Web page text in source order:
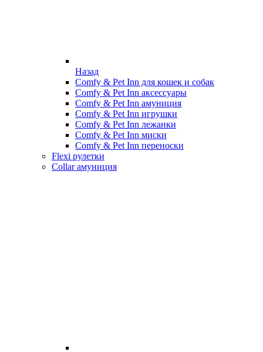
Назад
Comfy & Pet Inn для кошек и собак
Comfy & Pet Inn аксессуары
Comfy & Pet Inn амуниция
Comfy & Pet Inn игрушки
Comfy & Pet Inn лежанки
Comfy & Pet Inn миски
Comfy & Pet Inn переноски
Flexi рулетки
Collar амуниция